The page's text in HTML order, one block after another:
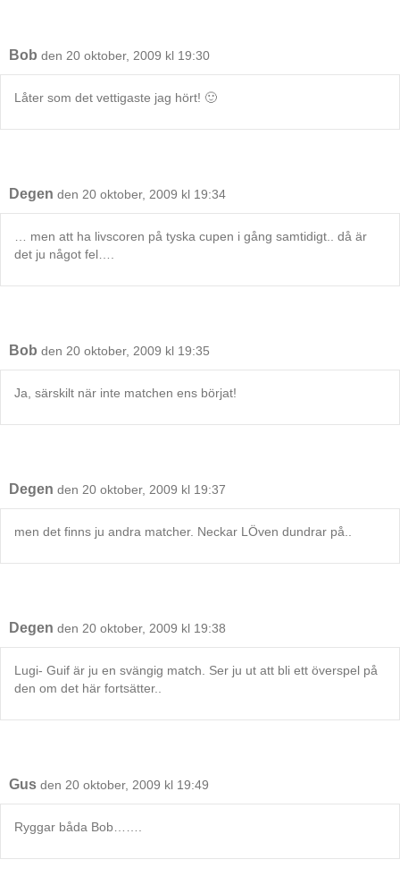
Bob den 20 oktober, 2009 kl 19:30
Låter som det vettigaste jag hört! 🙂
Degen den 20 oktober, 2009 kl 19:34
… men att ha livscoren på tyska cupen i gång samtidigt.. då är
det ju något fel….
Bob den 20 oktober, 2009 kl 19:35
Ja, särskilt när inte matchen ens börjat!
Degen den 20 oktober, 2009 kl 19:37
men det finns ju andra matcher. Neckar LÖven dundrar på..
Degen den 20 oktober, 2009 kl 19:38
Lugi- Guif är ju en svängig match. Ser ju ut att bli ett överspel på
den om det här fortsätter..
Gus den 20 oktober, 2009 kl 19:49
Ryggar båda Bob…….